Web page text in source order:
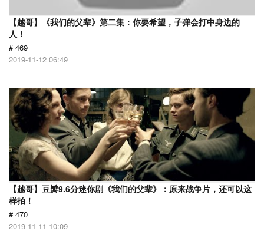
【越哥】《我们的父辈》第二集：你要希望，子弹会打中身边的
人！
# 469
2019-11-12 06:49
【越哥】豆瓣9.6分迷你剧《我们的父辈》：原来战争片，还可以这
样拍！
# 470
2019-11-11 10:09